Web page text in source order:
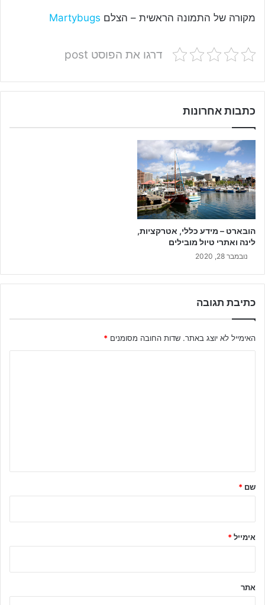
מקורה של התמונה הראשית – הצלם Martybugs
דרגו את הפוסט post
כתבות אחרונות
הובארט – מידע כללי, אטרקציות,
לינה ואתרי טיול מובילים
נובמבר 28, 2020
כתיבת תגובה
האימייל לא יוצג באתר. שדות החובה מסומנים *
ל
שם *
אימייל*
אתר